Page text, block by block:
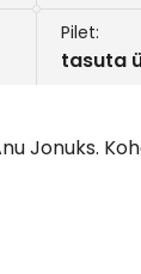
Pilet:
tasuta
Jonuks.